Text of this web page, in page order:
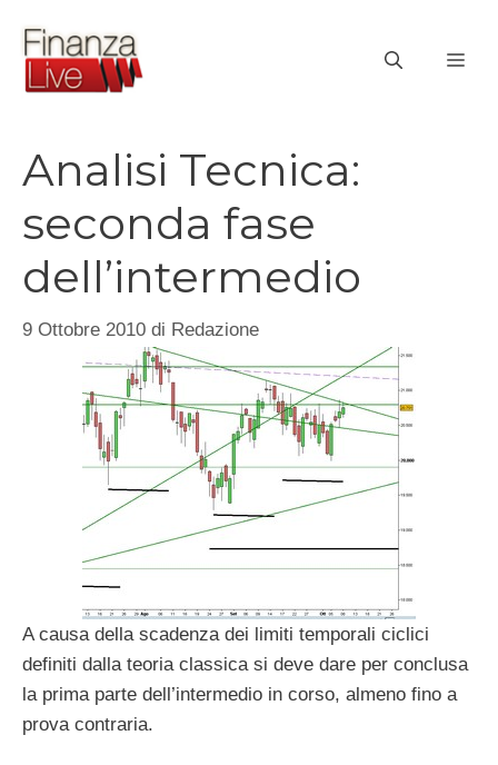
contenuto
Analisi Tecnica:
seconda fase
dell’intermedio
9 Ottobre 2010 di Redazione
A causa della scadenza dei limiti temporali ciclici
definiti dalla teoria classica si deve dare per conclusa
la prima parte dell’intermedio in corso, almeno fino a
prova contraria.